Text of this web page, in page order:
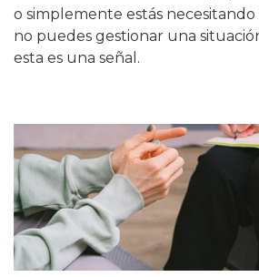
o simplemente estás
no puedes gestionar una
esta es una señal.